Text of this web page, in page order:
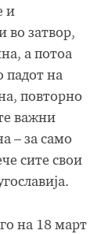
и
во затвор,
а потоа
падот на
повторно
важни
– за само
сите свои
на 18 март